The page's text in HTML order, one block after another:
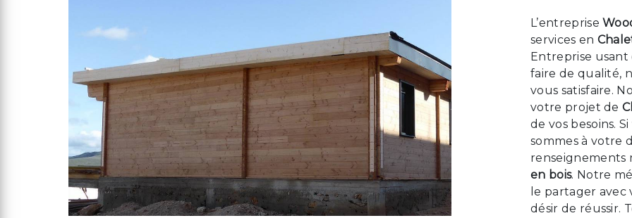
L’entreprise
services en
Entreprise usant
faire de qualité,
vous satisfaire.
votre projet de
de vos besoins.
sommes à votre
renseignements
en bois. Notre
le partager
désir de réussir.